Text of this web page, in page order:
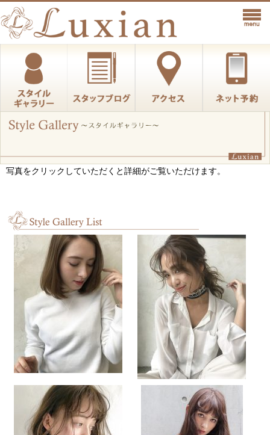
写真をクリックしていただくと詳細がご覧いただけます。